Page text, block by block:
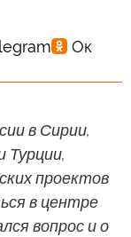
в Сирии,
Турции,
проектов
в центре
вопрос и о